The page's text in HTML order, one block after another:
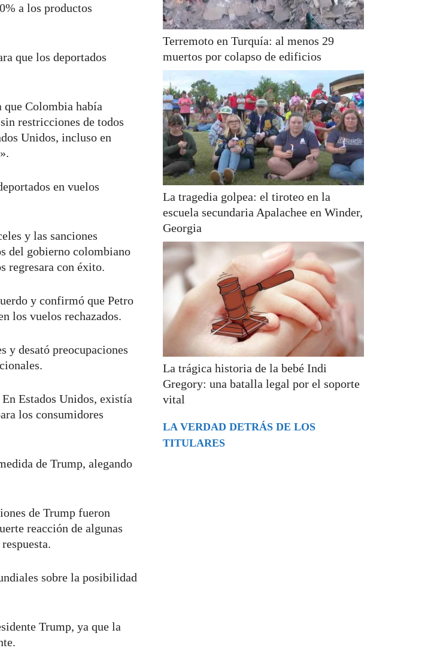
a los productos
que los deportados
que Colombia había
restricciones de todos
Unidos, incluso en
en vuelos
y las sanciones
del gobierno colombiano
regresara con éxito.
y confirmó que Petro
los vuelos rechazados.
y desató preocupaciones
Estados Unidos, existía
los consumidores
de Trump, alegando
de Trump fueron
reacción de algunas
sobre la posibilidad
Trump, ya que la
Terremoto en Turquía: al menos 29
muertos por colapso de edificios
La tragedia golpea: el tiroteo en la
escuela secundaria Apalachee en Winder,
Georgia
La trágica historia de la bebé Indi
Gregory: una batalla legal por el soporte
vital
LA VERDAD DETRÁS DE LOS
TITULARES